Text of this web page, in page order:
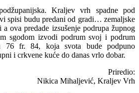
Kraljev vrh spadne pod
spisi budu predani od gradi… zemaljske
ova predade izsušenje podrupa župnog
sgodom izvodi podrum svoj i podrum
76 fr. 84, koja svota bude podpuno
i crkvene kuće do danas vrlo dobar.
Priredio:
Nikica Mihaljević, Kraljev Vrh